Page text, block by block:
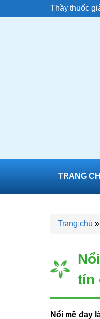
Thầy thuốc
TRANG
Trang chủ »
tín
Nổi mề đay